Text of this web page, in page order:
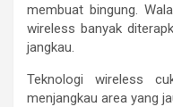
membuat bingung.
wireless banyak
jangkau.
Teknologi wireless
menjangkau area yang